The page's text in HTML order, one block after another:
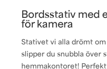
Bordsstativ med
för kamera
Stativet vi alla drömt
slipper du snubbla över
hemmakontoret!